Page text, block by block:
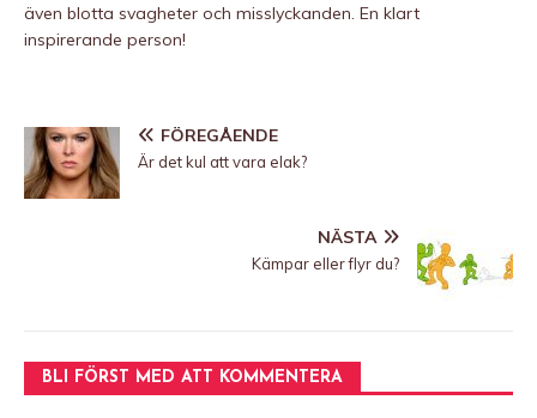
även blotta svagheter och misslyckanden. En klart
inspirerande person!
FÖREGÅENDE
Är det kul att vara elak?
NÄSTA
Kämpar eller flyr du?
BLI FÖRST MED ATT KOMMENTERA